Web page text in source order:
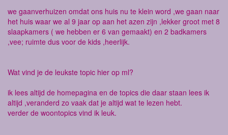
we gaanverhuizen omdat ons huis nu te klein word ,we gaan naar
het huis waar we al 9 jaar op aan het azen zijn ,lekker groot met 8
slaapkamers ( we hebben er 6 van gemaakt) en 2 badkamers
,vee; ruimte dus voor de kids ,heerlijk.
Wat vind je de leukste topic hier op ml?
ik lees altijd de homepagina en de topics die daar staan lees ik
altijd ,veranderd zo vaak dat je altijd wat te lezen hebt.
verder de woontopics vind ik leuk.